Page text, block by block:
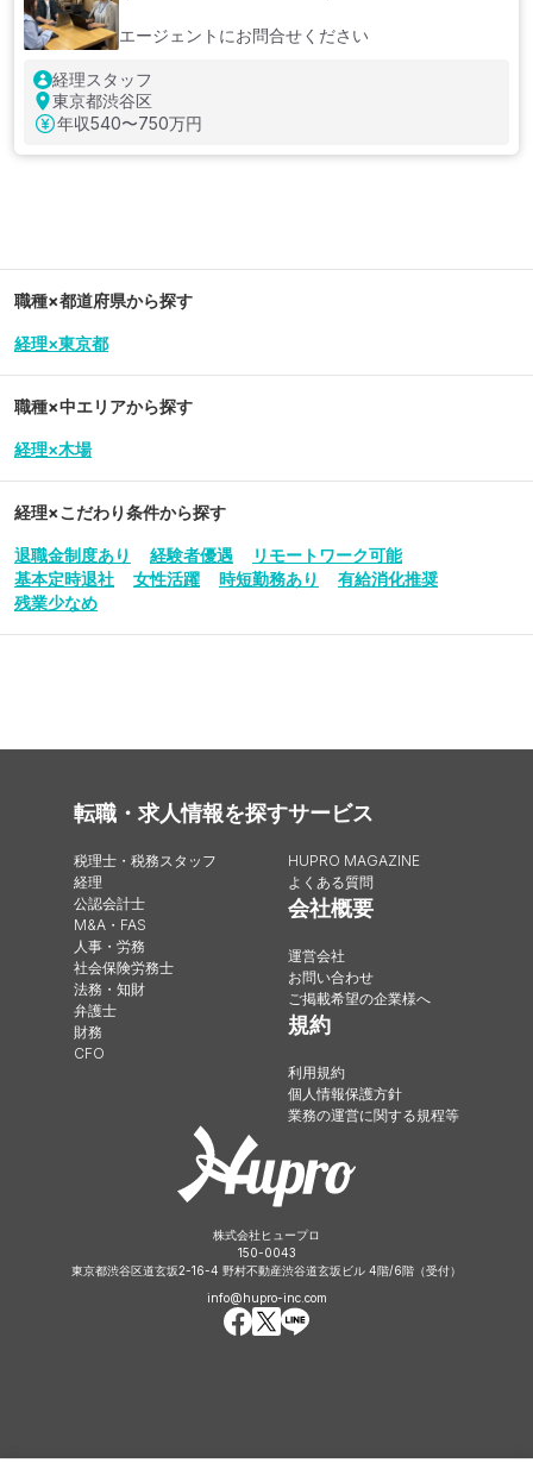
エージェントにお問合せください
経理スタッフ
東京都渋谷区
年収540〜750万円
職種×都道府県から探す
経理×東京都
職種×中エリアから探す
経理×木場
経理×こだわり条件から探す
退職金制度あり 経験者優遇
リモートワーク可能
基本定時退社
女性活躍 時短勤務あり
有給消化推奨
残業少なめ
転職・求人情報を探す
税理士・税務スタッフ
経理
公認会計士
M&A・FAS
人事・労務
社会保険労務士
法務・知財
弁護士
財務
CFO
サービス
HUPRO MAGAZINE
よくある質問
会社概要
運営会社
お問い合わせ
ご掲載希望の企業様へ
規約
利用規約
個人情報保護方針
業務の運営に関する規程等
株式会社ヒュープロ
150-0043
東京都渋谷区道玄坂2-16-4 野村不動産渋谷道玄坂ビル 4階/6階（受付）
info@hupro-inc.com